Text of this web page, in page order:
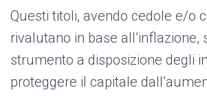
Questi titoli, avendo cedole e/o
rivalutano in base all’inflazione,
strumento a disposizione degli
proteggere il capitale